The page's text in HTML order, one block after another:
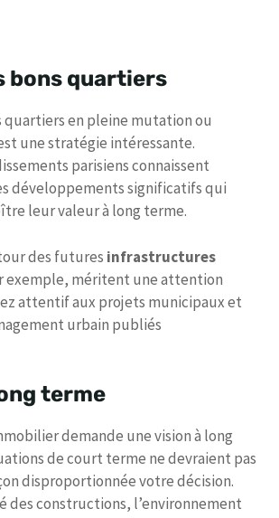
bons quartiers
quartiers en pleine mutation ou
une stratégie intéressante.
parisiens connaissent
développements significatifs qui
leur valeur à long terme.
des futures infrastructures
exemple, méritent une attention
attentif aux projets municipaux et
urbain publiés
terme
demande une vision à long
de court terme ne devraient pas
disproportionnée votre décision.
des constructions, l’environnement